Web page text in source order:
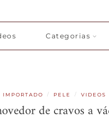
Categorias
IMPORTADO / PELE / VIDEOS
de cravos a